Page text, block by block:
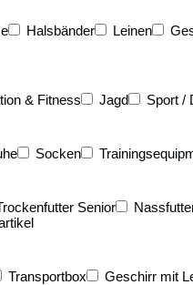
Halsbänder Leinen
& Fitness Jagd
Sport /
Socken
Senior
Transportbox Geschirr mit